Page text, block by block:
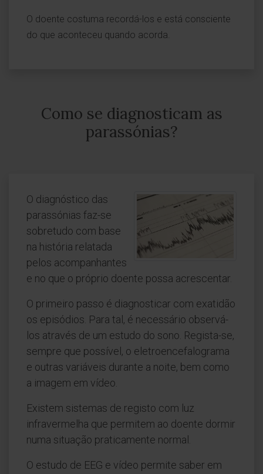
O doente costuma recordá-los e está consciente
do que aconteceu quando acorda.
Como se diagnosticam as
parassónias?
O diagnóstico das
parassónias faz-se
sobretudo com base
na história relatada
pelos acompanhantes
e no que o próprio doente possa acrescentar.
O primeiro passo é diagnosticar com exatidão
os episódios. Para tal, é necessário observá-
los através de um estudo do sono. Regista-se,
sempre que possível, o eletroencefalograma
e outras variáveis durante a noite, bem como
a imagem em vídeo.
Existem sistemas de registo com luz
infravermelha que permitem ao doente dormir
numa situação praticamente normal.
O estudo de EEG e vídeo permite saber em